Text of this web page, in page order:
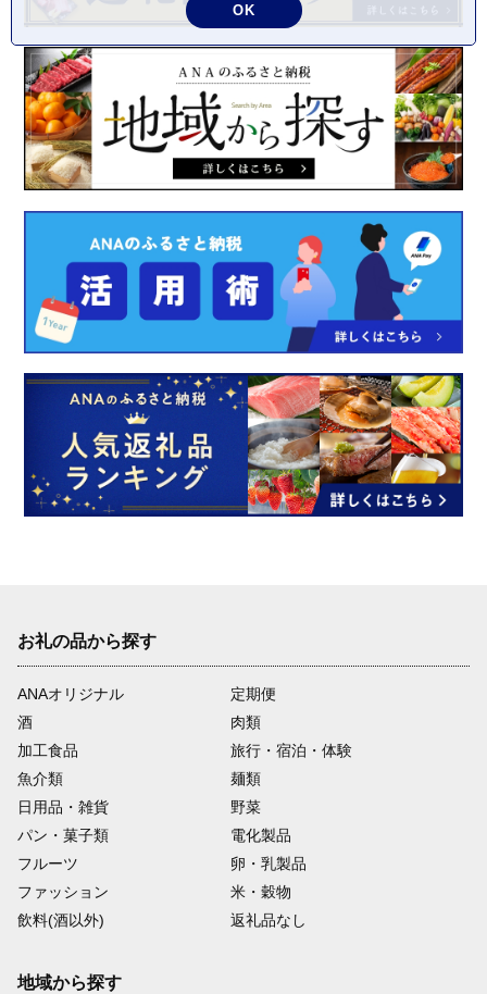
お礼の品から探す
ANAオリジナル
定期便
酒
肉類
加工食品
旅行・宿泊・体験
魚介類
麺類
日用品・雑貨
野菜
パン・菓子類
電化製品
フルーツ
卵・乳製品
ファッション
米・穀物
飲料(酒以外)
返礼品なし
地域から探す
OK